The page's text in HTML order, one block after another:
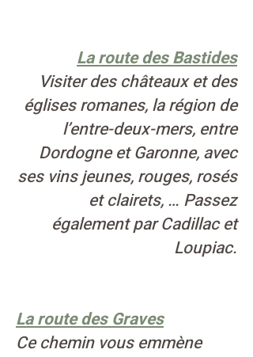
La route des Bastides
Visiter des châteaux et des
églises romanes, la région de
l’entre-deux-mers, entre
Dordogne et Garonne, avec
ses vins jeunes, rouges, rosés
et clairets, … Passez
également par Cadillac et
Loupiac.
La route des Graves
Ce chemin vous emmène